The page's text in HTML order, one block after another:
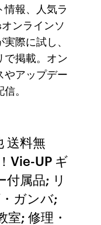
報、人気ラ
ンラインソ
際に試し、
で掲載。オン
やアップデー
。
送料無
Vie-UP ギ
付属品; リ
ガンバ;
; 修理・